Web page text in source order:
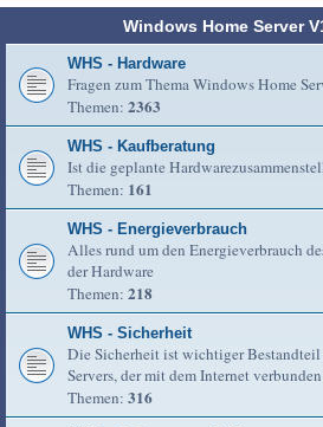
Windows Home Server
WHS - Hardware
Fragen zum Thema Windows Home
Themen: 2363
WHS - Kaufberatung
Ist die geplante
Themen: 161
WHS - Energieverbrauch
Alles rund um den Energieverbrauch
der Hardware
Themen: 218
WHS - Sicherheit
Die Sicherheit ist wichtiger
Servers, der mit dem Internet
Themen: 316